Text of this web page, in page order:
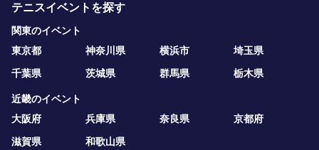
テニスイベントを探す
関東のイベント
東京都
神奈川県 横浜市
埼玉県
千葉県
茨城県 群馬県 栃木県
近畿のイベント
大阪府
兵庫県 奈良県
京都府
滋賀県
和歌山県